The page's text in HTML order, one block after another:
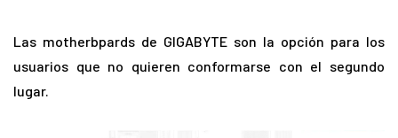
Las motherbpards de GIGABYTE son la opción para los
usuarios que no quieren conformarse con el segundo
lugar.